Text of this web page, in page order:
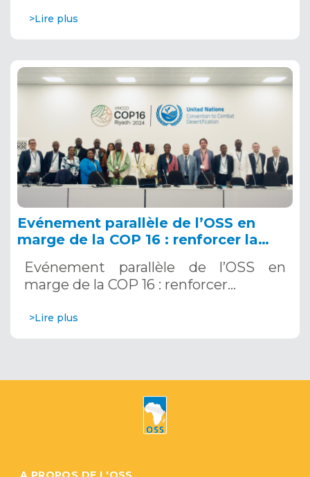
>Lire plus
Evénement parallèle de l’OSS en
marge de la COP 16 : renforcer la
Systèmes d’Alerte Précoce
Multirisques. 12 décembre 2024
Evénement parallèle de l’OSS en
marge de la COP 16 : renforcer…
>Lire plus